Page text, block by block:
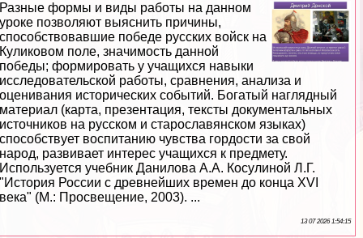
Разные формы и виды работы на данном
уроке позволяют выяснить причины,
способствовавшие победе русских войск на
Куликовом поле, значимость данной
победы; формировать у учащихся навыки
исследовательской работы, сравнения, анализа и
оценивания исторических событий. Богатый наглядный
материал (карта, презентация, тексты документальных
источников на русском и старославянском языках)
способствует воспитанию чувства гордости за свой
народ, развивает интерес учащихся к предмету.
Используется учебник Данилова А.А. Косулиной Л.Г.
"История России с древнейших времен до конца XVI
века" (М.: Просвещение, 2003). ...
13 07 2026 1:54:15